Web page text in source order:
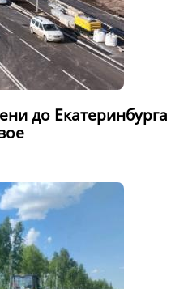
до Екатеринбурга